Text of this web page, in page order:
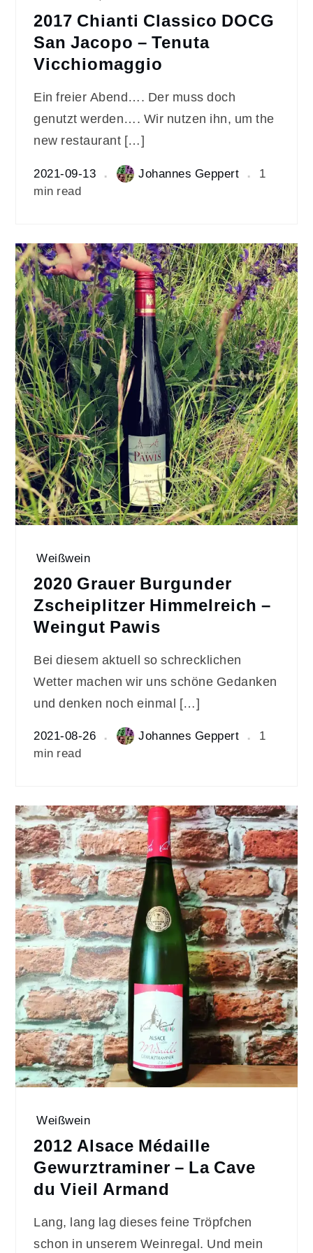
2017 Chianti Classico DOCG
San Jacopo – Tenuta
Vicchiomaggio
Ein freier Abend…. Der muss doch
genutzt werden…. Wir nutzen ihn, um the
new restaurant […]
2021-09-13 Johannes Geppert
1
min read
Weißwein
2020 Grauer Burgunder
Zscheiplitzer Himmelreich –
Weingut Pawis
Bei diesem aktuell so schrecklichen
Wetter machen wir uns schöne Gedanken
und denken noch einmal […]
2021-08-26 Johannes Geppert
1
min read
Weißwein
2012 Alsace Médaille
Gewurztraminer – La Cave
du Vieil Armand
Lang, lang lag dieses feine Tröpfchen
schon in unserem Weinregal. Und mein